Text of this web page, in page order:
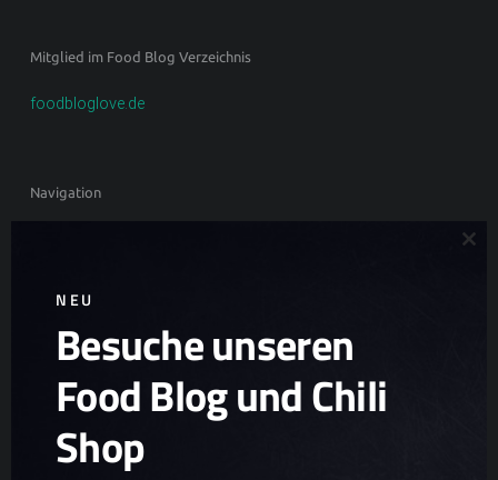
Mitglied im Food Blog Verzeichnis
foodbloglove.de
Navigation
Haftungsausschluss
Impressum
Privacy Policy (US)
Zutaten und Warenkunde
NEU
Besuche unseren
Food Blog und Chili
Shop